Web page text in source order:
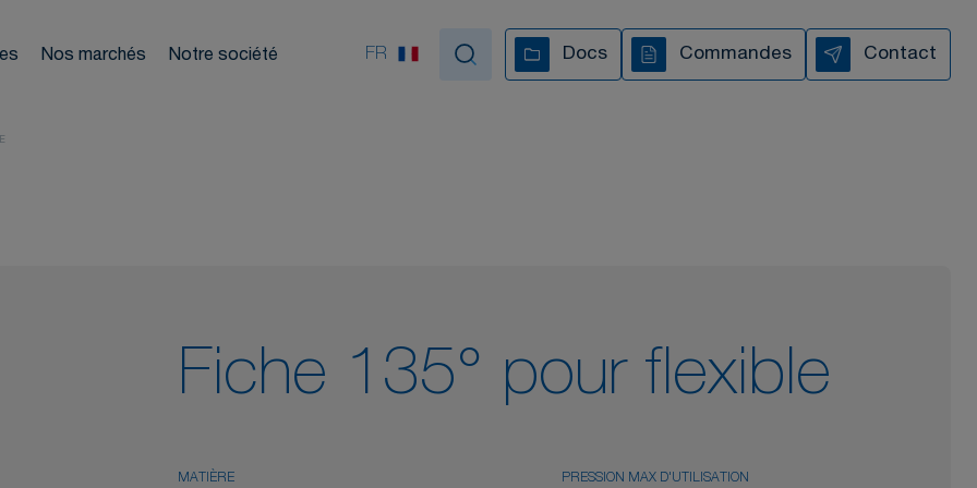
Nous vous accompagnons à
chaque étape
Nos marchés Notre société FR Docs Commandes Contact
Fiche 135° pour flexible
MATIÈRE PRESSION MAX D'UTILISATION